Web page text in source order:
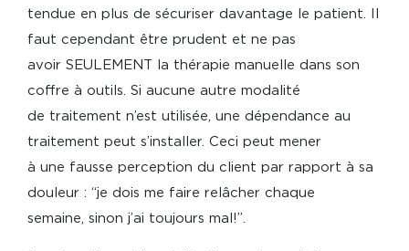
tendue en plus de sécuriser davantage le patient. Il
faut cependant être prudent et ne pas
avoir SEULEMENT la thérapie manuelle dans son
coffre à outils. Si aucune autre modalité
de traitement n’est utilisée, une dépendance au
traitement peut s’installer. Ceci peut mener
à une fausse perception du client par rapport à sa
douleur : “je dois me faire relâcher chaque
semaine, sinon j’ai toujours mal!’’.